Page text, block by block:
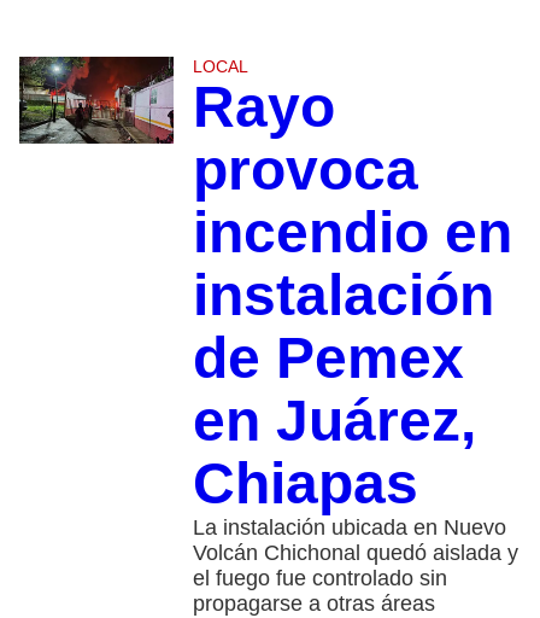
LOCAL
Rayo
provoca
incendio en
instalación
de Pemex
en Juárez,
Chiapas
La instalación ubicada en Nuevo
Volcán Chichonal quedó aislada y
el fuego fue controlado sin
propagarse a otras áreas